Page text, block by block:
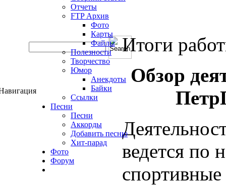
Отчеты
FTP Архив
Фото
Карты
Файлы
Полезности
Творчество
Юмор
Анекдоты
Байки
Ссылки
Песни
Песни
Аккорды
Добавить песню
Хит-парад
Фото
Форум
Итоги
Обзор
ведется по